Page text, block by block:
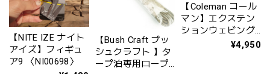
【NITE IZE ナイト
アイズ】フィギュ
ア9 〈NI00698〉
【Bush Craft ブッ
シュクラフト 】タ
ープ泊専用ロープ
【Coleman コール
マン】エクステン
ションウェビング
キット〈型番¥4,950